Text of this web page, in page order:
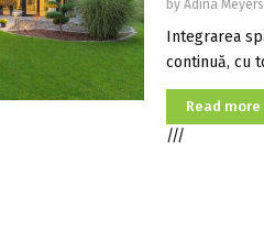
by Adina Meyers
Integrarea
continuă, cu
Read more
///